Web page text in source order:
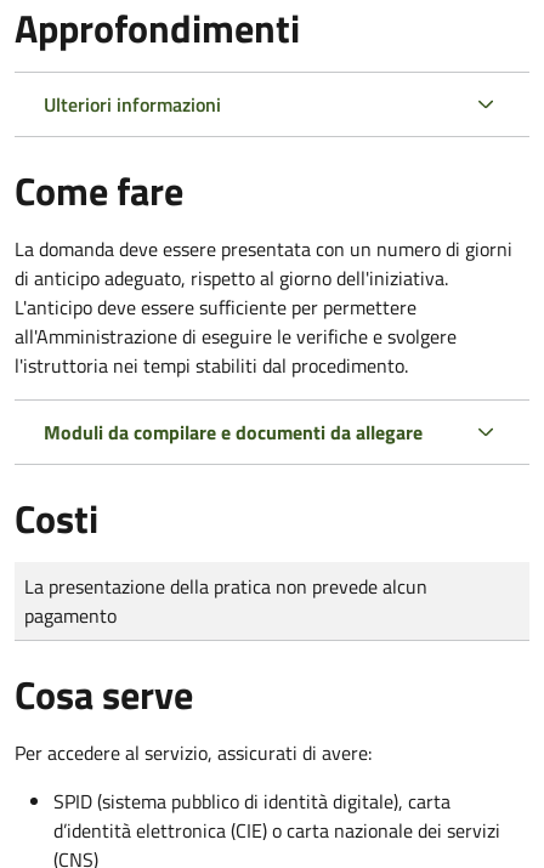
Approfondimenti
Ulteriori informazioni
Come fare
La domanda deve essere presentatacon un numero di giorni
di anticipo adeguato, rispetto al giorno dell'iniziativa.
L'anticipo deve essere sufficiente per permettere
all'Amministrazione di eseguire le verifiche e svolgere
l'istruttoria nei tempi stabiliti dal procedimento.
Moduli da compilare e documenti da allegare
Costi
Tipo di pagamento
Importo
La presentazione della pratica non prevede alcun
pagamento
Cosa serve
Per accedere al servizio, assicurati di avere:
SPID (sistema pubblico di identità digitale), carta
d’identità elettronica (CIE) o carta nazionale dei servizi
(CNS)